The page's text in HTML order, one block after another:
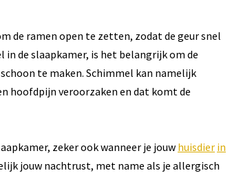
de ramen open te zetten, zodat de geur snel
in de slaapkamer, is het belangrijk om de
te maken. Schimmel kan namelijk
hoofdpijn veroorzaken en dat komt de
zeker ook wanneer je jouw huisdier in
jouw nachtrust, met name als je allergisch